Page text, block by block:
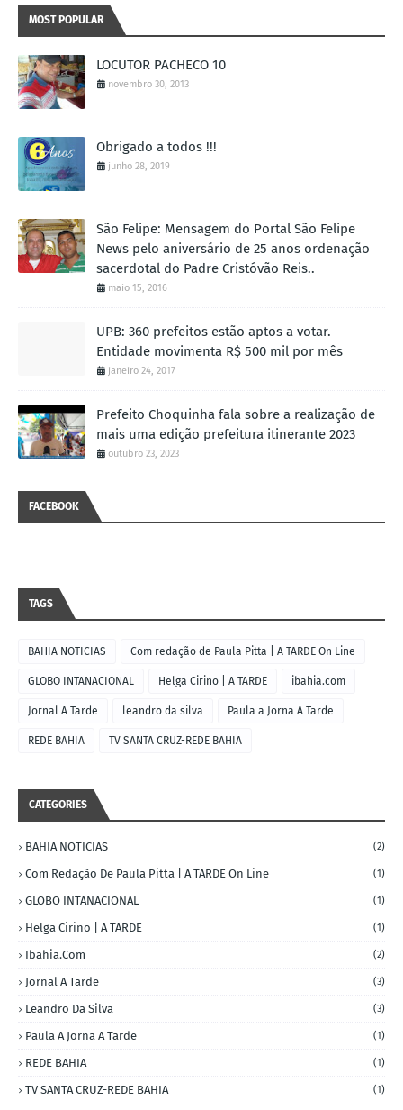
MOST POPULAR
LOCUTOR PACHECO 10
novembro 30, 2013
Obrigado a todos !!!
junho 28, 2019
São Felipe: Mensagem do Portal São Felipe
News pelo aniversário de 25 anos ordenação
sacerdotal do Padre Cristóvão Reis..
maio 15, 2016
UPB: 360 prefeitos estão aptos a votar.
Entidade movimenta R$ 500 mil por mês
janeiro 24, 2017
Prefeito Choquinha fala sobre a realização de
mais uma edição prefeitura itinerante 2023
outubro 23, 2023
FACEBOOK
TAGS
BAHIA NOTICIAS Com redação de Paula Pitta | A TARDE On Line
GLOBO INTANACIONAL Helga Cirino | A TARDE ibahia.com
Jornal A Tarde leandro da silva Paula a Jorna A Tarde
REDE BAHIA TV SANTA CRUZ-REDE BAHIA
CATEGORIES
BAHIA NOTICIAS (2)
Com Redação De Paula Pitta | A TARDE On Line (1)
GLOBO INTANACIONAL (1)
Helga Cirino | A TARDE (1)
Ibahia.com (2)
Jornal A Tarde (3)
Leandro Da Silva (3)
Paula A Jorna A Tarde (1)
REDE BAHIA (1)
TV SANTA CRUZ-REDE BAHIA (1)